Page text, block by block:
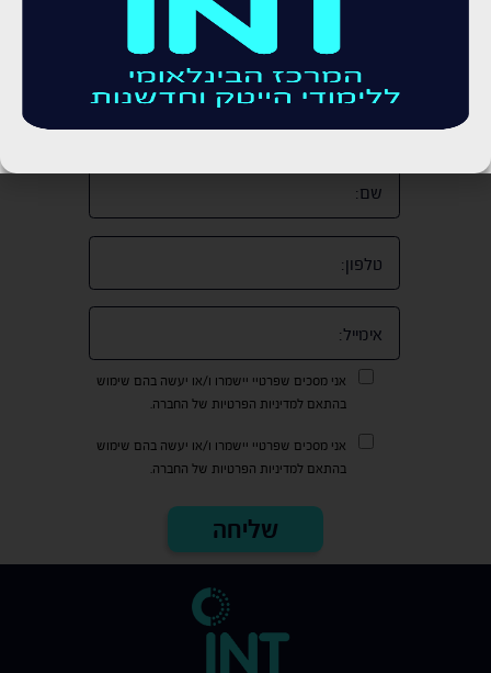
«
1
2
3
4
…
55
»
לקביעת שיחת ייעוץ חינם
אני מסכים שפרטיי יישמרו ו/או יעשה בהם שימוש
בהתאם למדיניות הפרטיות של החברה.
אני מסכים שפרטיי יישמרו ו/או יעשה בהם שימוש
בהתאם למדיניות הפרטיות של החברה.